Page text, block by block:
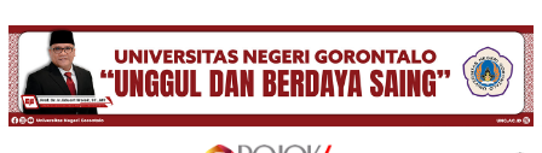
Skip
to
content